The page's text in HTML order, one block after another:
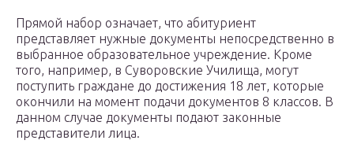
Прямой набор означает, что абитуриент
представляет нужные документы непосредственно в
выбранное образовательное учреждение. Кроме
того, например, в Суворовские Училища, могут
поступить граждане до достижения 18 лет, которые
окончили на момент подачи документов 8 классов. В
данном случае документы подают законные
представители лица.